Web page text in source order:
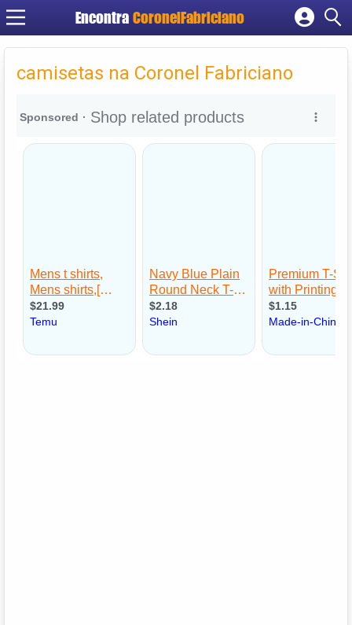
Encontra CoronelFabriciano
Cadastrar empresa
Criar conta
camisetas na Coronel Fabriciano